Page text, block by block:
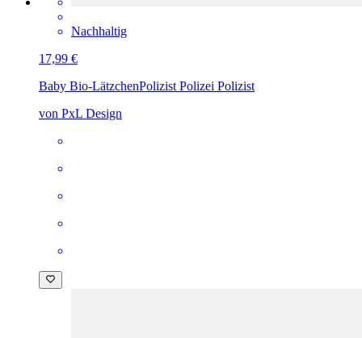
Nachhaltig
17,99 €
Baby Bio-LätzchenPolizist Polizei Polizist
von PxL Design